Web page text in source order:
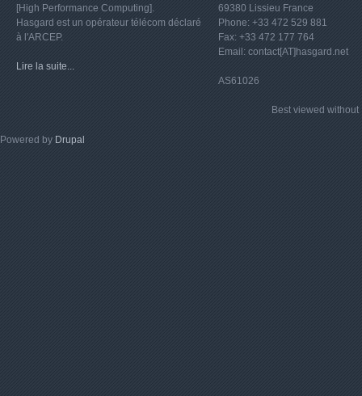
[High Performance Computing].
Hasgard est un opérateur télécom déclaré
à l'ARCEP.
Lire la suite...
69380 Lissieu France
Phone: +33 472 529 881
Fax: +33 472 177 764
Email: contact[AT]hasgard.net
AS61026
Best viewed
Powered by Drupal